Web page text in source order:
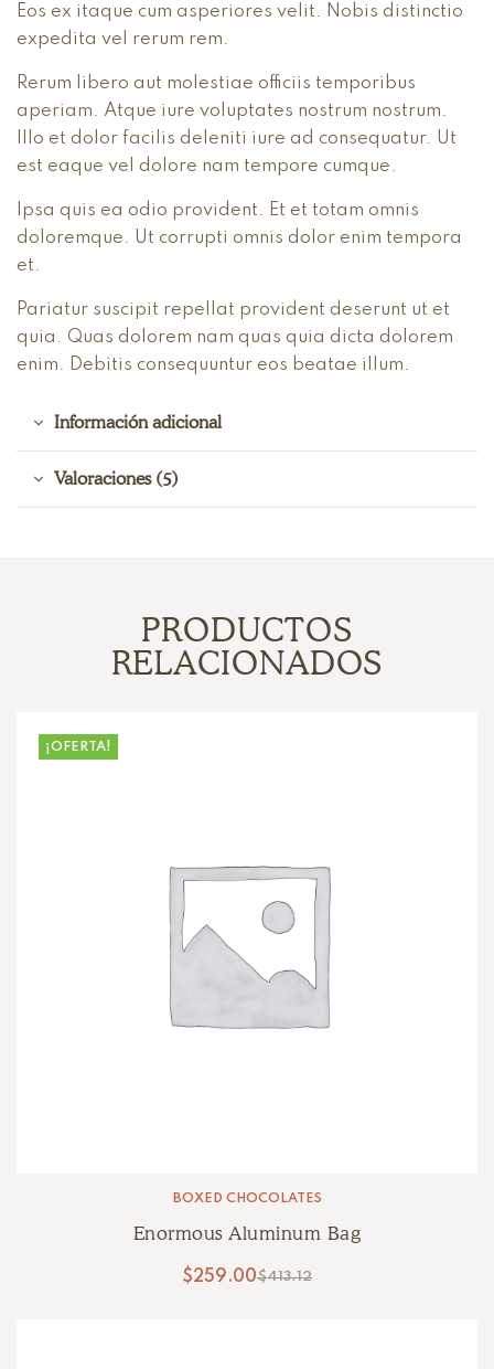
Eos ex itaque cum asperiores velit. Nobis distinctio
expedita vel rerum rem.
Rerum libero aut molestiae officiis temporibus
aperiam. Atque iure voluptates nostrum nostrum.
Illo et dolor facilis deleniti iure ad consequatur. Ut
est eaque vel dolore nam tempore cumque.
Ipsa quis ea odio provident. Et et totam omnis
doloremque. Ut corrupti omnis dolor enim tempora
et.
Pariatur suscipit repellat provident deserunt ut et
quia. Quas dolorem nam quas quia dicta dolorem
enim. Debitis consequuntur eos beatae illum.
Información adicional
Valoraciones (5)
PRODUCTOS
RELACIONADOS
¡OFERTA!
BOXED CHOCOLATES
Enormous Aluminum Bag
$413.12
$259.00